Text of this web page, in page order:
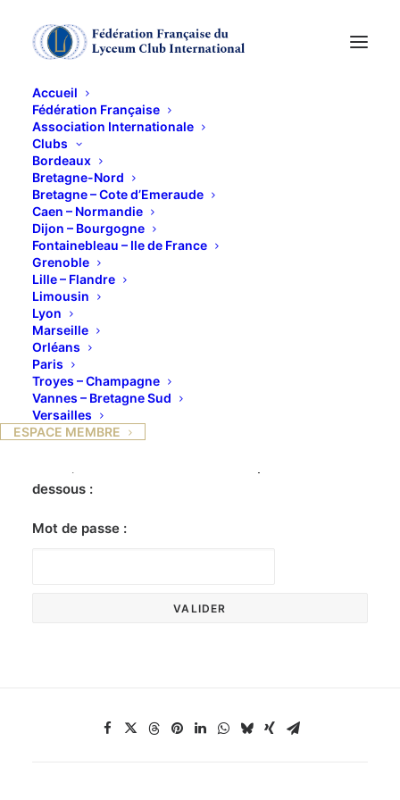
Accueil
Fédération Française
Association Internationale
Clubs
Bordeaux
Bretagne-Nord
Bretagne – Cote d’Emeraude
Caen – Normandie
Dijon – Bourgogne
Fontainebleau – Ile de France
Grenoble
Lille – Flandre
Limousin
Lyon
Marseille
Orléans
Paris
Troyes – Champagne
Vannes – Bretagne Sud
Versailles
ESPACE MEMBRE
En jaune et bleu :
déjeuner de fin
d'année lycéenne
Ce contenu est protégé par un mot de passe. Pour
dessous :
Mot de passe :